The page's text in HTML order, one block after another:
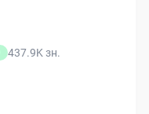
437.9K зн.